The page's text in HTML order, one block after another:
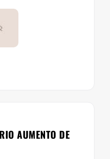
AUMENTO DE